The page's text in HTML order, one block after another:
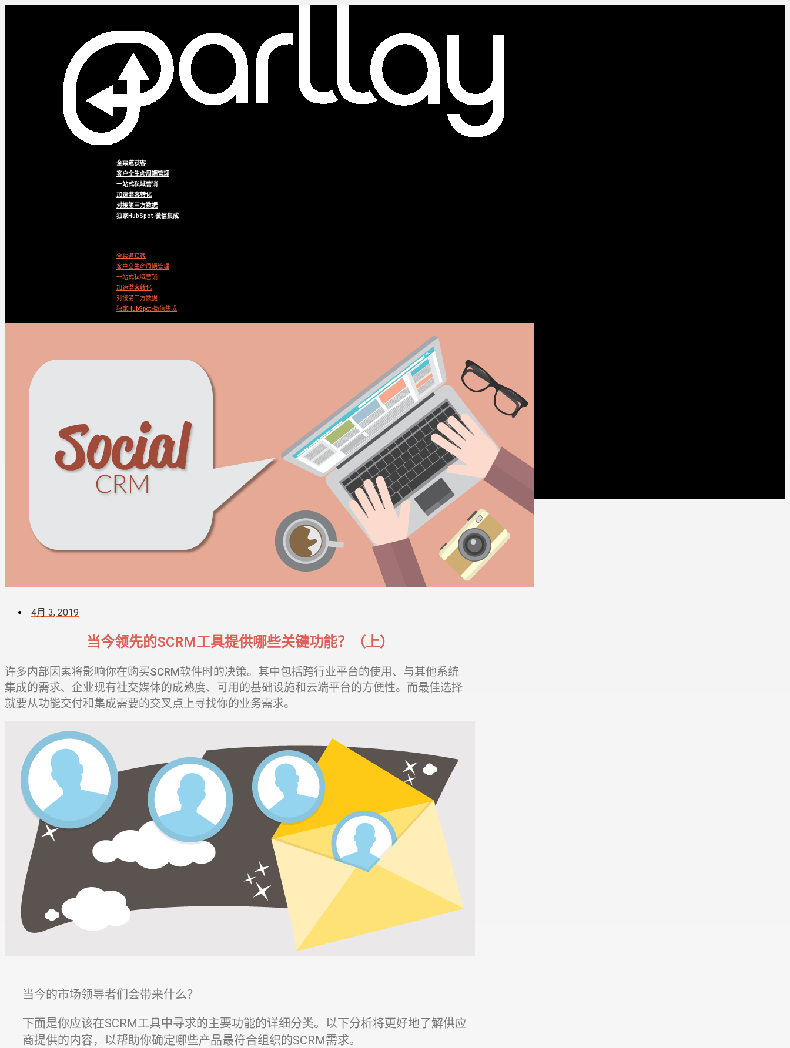
全渠道获客
客户全生命周期管理
一站式私域营销
加速潜客转化
对接第三方数据
独家HubSpot-微信集成
全渠道获客
客户全生命周期管理
一站式私域营销
加速潜客转化
对接第三方数据
独家HubSpot-微信集成
4月 3, 2019
当今领先的SCRM工具提供哪些关键功能？（上）
许多内部因素将影响你在购买SCRM软件时的决策。其中包括跨行业平台的使用、与其他系统
集成的需求、企业现有社交媒体的成熟度、可用的基础设施和云端平台的方便性。而最佳选择
就要从功能交付和集成需要的交叉点上寻找你的业务需求。
当今的市场领导者们会带来什么？
下面是你应该在SCRM工具中寻求的主要功能的详细分类。以下分析将更好地了解供应
商提供的内容，以帮助你确定哪些产品最符合组织的SCRM需求。